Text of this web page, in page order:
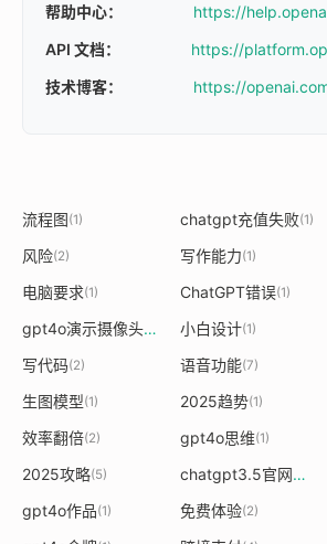
帮助中心：
https://
API 文档：
https://
技术博客：
https://
流程图(1) chatgpt充值失败(1)
风险(2) 写作能力(1)
电脑要求(1) ChatGPT错误(1)
gpt4o演示摄像头
(1) 小白设计(1)
写代码(2) 语音功能(7)
生图模型(1) 2025趋势(1)
效率翻倍(2) gpt4o思维(1)
2025攻略(5) chatgpt3.5官网中文版
gpt4o作品(1) 免费体验(2)